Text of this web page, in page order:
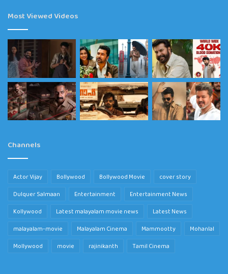
Most Viewed Videos
Channels
Actor Vijay Bollywood Bollywood Movie
cover story
Dulquer Salmaan
Entertainment
Entertainment News
Kollywood
Latest malayalam movie news
Latest News
malayalam-movie
Malayalam Cinema Mammootty
Mohanlal
Mollywood
movie rajinikanth Tamil Cinema